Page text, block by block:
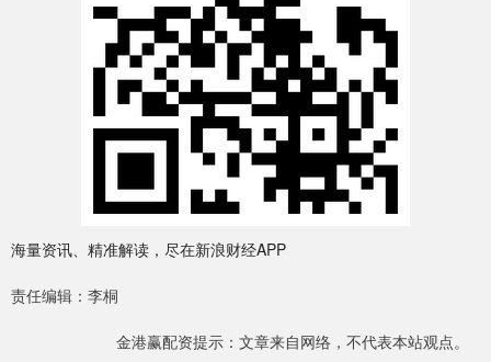
海量资讯、精准解读，尽在新浪财经APP
责任编辑：李桐
金港赢配资提示：文章来自网络，不代表本站观点。